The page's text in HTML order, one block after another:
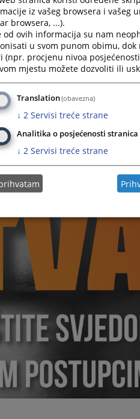
iz vašeg browsera i vašeg
browsera, ...).
od ovih informacija su nam
u svom punom obimu,
(npr. procjenu nivoa
mjestu možete dozvoliti ili
Translation(obavezna)
↓ 2 Servisi treće strane
Analitika o posjećenosti stranica
↓ 2 Servisi treće strane